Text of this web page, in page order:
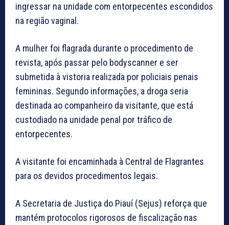
ingressar na unidade com entorpecentes escondidos
na região vaginal.
A mulher foi flagrada durante o procedimento de
revista, após passar pelo bodyscanner e ser
submetida à vistoria realizada por policiais penais
femininas. Segundo informações, a droga seria
destinada ao companheiro da visitante, que está
custodiado na unidade penal por tráfico de
entorpecentes.
A visitante foi encaminhada à Central de Flagrantes
para os devidos procedimentos legais.
A Secretaria de Justiça do Piauí (Sejus) reforça que
mantém protocolos rigorosos de fiscalização nas